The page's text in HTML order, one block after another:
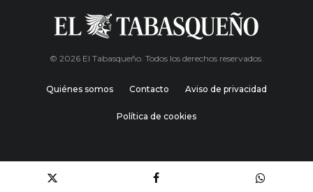
© 2026 El Tabasqueño. Todos los derechos reservados.
Quiénes somos Contacto Aviso de privacidad
Política de cookies